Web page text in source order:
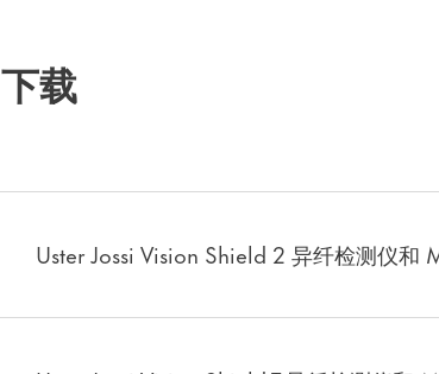
下载
Uster Jossi Vision Shield 2 异纤检测仪和